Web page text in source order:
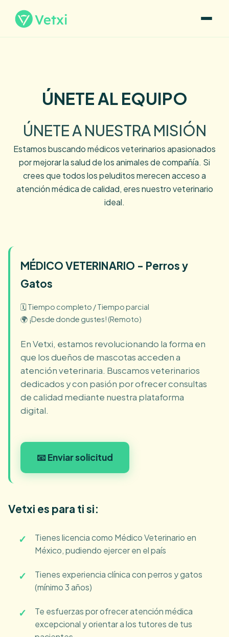
ÚNETE AL EQUIPO
ÚNETE A NUESTRA MISIÓN
Estamos buscando médicos veterinarios apasionados
por mejorar la salud de los animales de compañía. Si
crees que todos los peluditos merecen acceso a
atención médica de calidad, eres nuestro veterinario
ideal.
MÉDICO VETERINARIO - Perros y
Gatos
🗓️ Tiempo completo / Tiempo parcial
🌍 ¡Desde donde gustes! (Remoto)
En Vetxi, estamos revolucionando la forma en
que los dueños de mascotas acceden a
atención veterinaria. Buscamos veterinarios
dedicados y con pasión por ofrecer consultas
de calidad mediante nuestra plataforma
digital.
📧 Enviar solicitud
Vetxi es para ti si:
Tienes licencia como Médico Veterinario en
México, pudiendo ejercer en el país
Tienes experiencia clínica con perros y gatos
(mínimo 3 años)
Te esfuerzas por ofrecer atención médica
excepcional y orientar a los tutores de tus